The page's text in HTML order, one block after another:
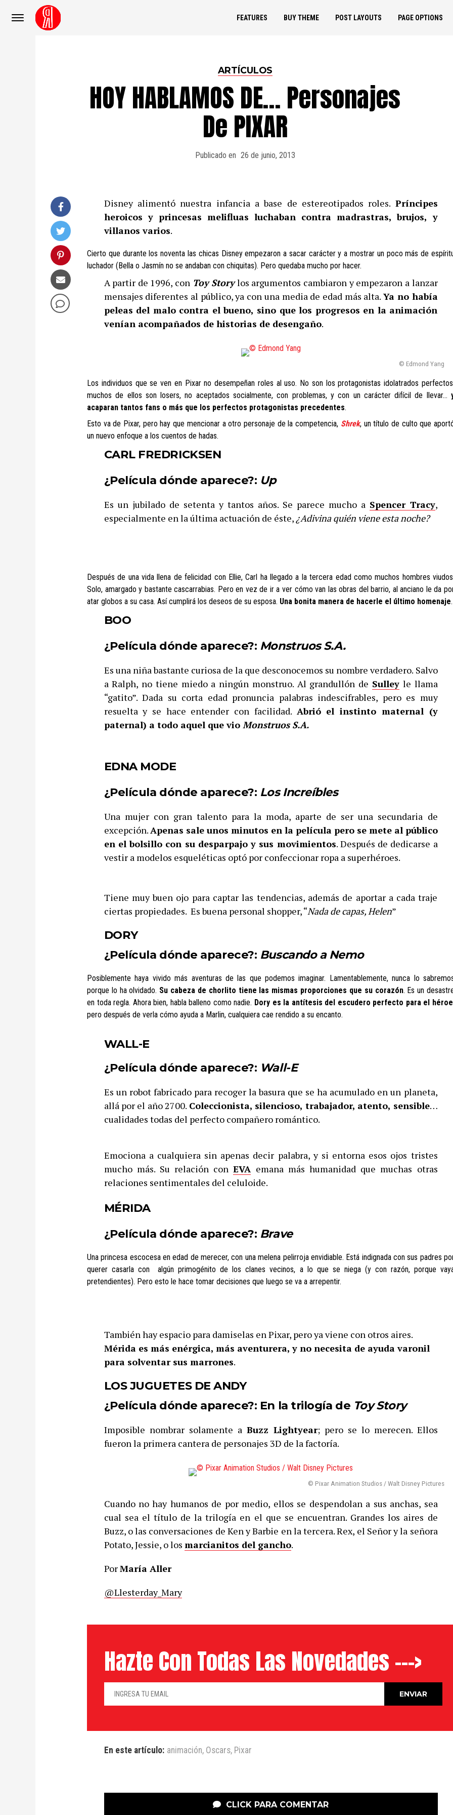
FEATURES BUY THEME POST LAYOUTS PAGE OPTIONS
ARTÍCULOS
HOY HABLAMOS DE… Personajes
De PIXAR
Publicado en 26 de junio, 2013
Disney alimentó nuestra infancia a base de estereotipados roles. Príncipes
heroicos y princesas melifluas luchaban contra madrastras, brujos, y
villanos varios.
Cierto que durante los noventa las chicas Disney empezaron a sacar carácter y a mostrar un poco más de
luchador (Bella o Jasmín no se andaban con chiquitas). Pero quedaba mucho por hacer.
A partir de 1996, con Toy Storylos argumentos cambiaron y empezaron a lanzar
mensajes diferentes al público, ya con una media de edad más alta.Ya no había
peleas del malo contra el bueno, sino que los progresos en la animación
venían acompañados de historias de desengaño.
© Edmond Yang
Los individuos que se ven en Pixar no desempeñan roles al uso. No son los protagonistas idolatrados
muchos de ellos son losers, no aceptados socialmente, con problemas, y con un carácter difícil de llevar…
acaparan tantos fans o más que los perfectos protagonistas precedentes.
Esto va de Pixar, pero hay que mencionar a otro personaje de la competencia, Shrek, un título de culto que
un nuevo enfoque a los cuentos de hadas.
CARL FREDRICKSEN
¿Película dónde aparece?: Up
Es un jubilado de setenta y tantos años. Se parece mucho a Spencer Tracy,
especialmente en la última actuación de éste, ¿Adivina quién viene esta noche?
Después de una vida llena de felicidad con Ellie, Carl ha llegado a la tercera edad como muchos hombres
Solo, amargado y bastante cascarrabias. Pero en vez de ir a ver cómo van las obras del barrio, al anciano le da
atar globos a su casa. Así cumplirá los deseos de su esposa. Una bonita manera de hacerle el último homenaje.
BOO
¿Película dónde aparece?: Monstruos S.A.
Es una niña bastante curiosa de la que desconocemos su nombre verdadero. Salvo
a Ralph, no tiene miedo a ningún monstruo. Al grandullón de Sulleyle llama
“gatito”. Dada su corta edad pronuncia palabras indescifrables, pero es muy
resuelta y se hace entender con facilidad. Abrió el instinto maternal (y
paternal) a todo aquel que vio Monstruos S.A.
EDNA MODE
¿Película dónde aparece?: Los Increíbles
Una mujer con gran talento para la moda, aparte de ser una secundaria de
excepción.Apenas sale unos minutos en la película pero se mete al público
en el bolsillo con su desparpajo y sus movimientos. Después de dedicarse a
vestir a modelos esqueléticas optó por confeccionar ropa a superhéroes.
Tiene muy buen ojo para captar las tendencias, además de aportar a cada traje
ciertas propiedades. Es buena personal shopper, “Nada de capas, Helen”
DORY
¿Película dónde aparece?: Buscando a Nemo
Posiblemente haya vivido más aventuras de las que podemos imaginar. Lamentablemente, nunca lo
porque lo ha olvidado. Su cabeza de chorlito tiene las mismas proporciones que su corazón. Es un
en toda regla. Ahora bien, habla balleno como nadie. Dory es la antítesis del escudero perfecto para el héroe
pero después de verla cómo ayuda a Marlin, cualquiera cae rendido a su encanto.
WALL-E
¿Película dónde aparece?: Wall-E
Es un robot fabricado para recoger la basura que se ha acumulado en un planeta,
allá por el año 2700. Coleccionista, silencioso, trabajador, atento, sensible…
cualidades todas del perfecto compañero romántico.
Emociona a cualquiera sin apenas decir palabra, y si entorna esos ojos tristes
mucho más. Su relación con EVA emana más humanidad que muchas otras
relaciones sentimentales del celuloide.
MÉRIDA
¿Película dónde aparece?: Brave
Una princesa escocesa en edad de merecer, con una melena pelirroja envidiable. Está indignada con sus padres
querer casarla con
algún primogénito de los clanes vecinos, a lo que se niega (y con razón, porque
pretendientes). Pero esto le hace tomar decisiones que luego se va a arrepentir.
También hay espacio para damiselas en Pixar, pero ya viene con otros aires.
Mérida es más enérgica, más aventurera, y no necesita de ayuda varonil
para solventar sus marrones.
LOS JUGUETES DE ANDY
¿Película dónde aparece?: En la trilogía de Toy Story
Imposible nombrar solamente a Buzz Lightyear; pero se lo merecen. Ellos
fueron la primera cantera de personajes 3D de la factoría.
© Pixar Animation Studios / Walt Disney Pictures
Cuando no hay humanos de por medio, ellos se despendolan a sus anchas, sea
cual sea el título de la trilogía en el que se encuentran. Grandes los aires de
Buzz, o las conversaciones de Ken y Barbie en la tercera. Rex, el Señor y la señora
Potato, Jessie, o los marcianitos del gancho.
PorMaría Aller
@Llesterday_Mary
Hazte Con Todas Las Novedades --->
En este artículo: animación, Oscars, Pixar
CLICK PARA COMENTAR